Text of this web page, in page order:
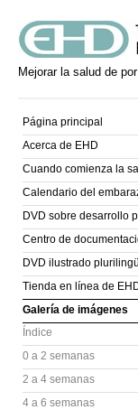
Mejorar la salud de
Página principal
Acerca de EHD
Cuando comienza la
Calendario del
DVD sobre desarrollo
Centro de
DVD ilustrado
Tienda en línea de
Galería de imágenes
Índice
0 a 2 semanas
2 a 4 semanas
4 a 6 semanas